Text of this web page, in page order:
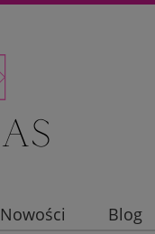
Nowości Blog